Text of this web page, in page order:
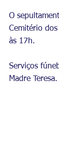
O
Cemitério
às 17h.
Serviços
Madre Teresa.